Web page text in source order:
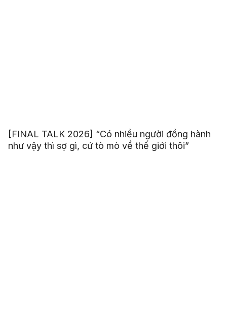
[FINAL TALK 2026] “Có nhiều người đồng hành
như vậy thì sợ gì, cứ tò mò về thế giới thôi”